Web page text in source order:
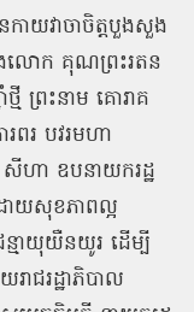
កាយវាចាចិត្តបួងសួង
លោក គុណព្រះរតន
មី ព្រះនាម គោរាគ
ពរ បវរមហា
ហា ឧបនាយករដ្ឋ
ដោយសុខភាពល្អ
ន្មាយុយឺនយូរ ដើម្បី
ាជរដ្ឋាភិបាល